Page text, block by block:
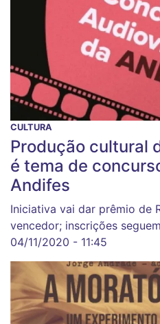
CULTURA
Produção cultural
é tema de
Andifes
Iniciativa vai dar prêmio de
vencedor; inscrições
04/11/2020 - 11:45